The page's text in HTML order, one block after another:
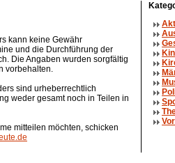
kann keine Gewähr
und die Durchführung der
Die Angaben wurden sorgfältig
vorbehalten.
sind urheberrechtlich
weder gesamt noch in Teilen in
mitteilen möchten, schicken